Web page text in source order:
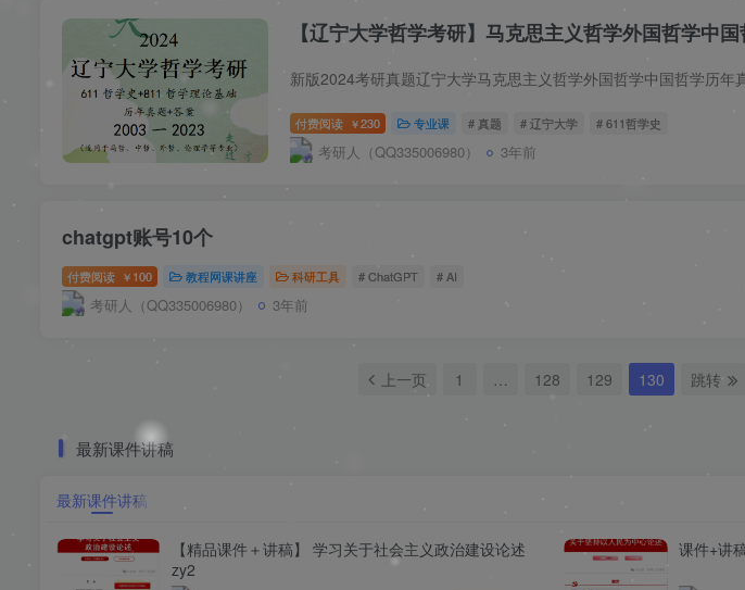
【辽宁大学哲学考研】马克思主义哲学外国哲学中
新版2024考研真题辽宁大学马克思主义哲学外国哲学中国哲学历年
付费阅读 ￥230 专业课 # 真题 # 辽宁大学 # 611哲学史
考研人（QQ335006980） 3年前
chatgpt账号10个
付费阅读 ￥ 100 教程网课讲座 科研工具 # ChatGPT # AI
考研人（QQ335006980） 3年前
上一页 1 … 128 129 130 跳转
最新课件讲稿
最新课件讲稿
【精品课件＋讲稿】 学习关于社会主义政治建设论述
zy2
课件+讲